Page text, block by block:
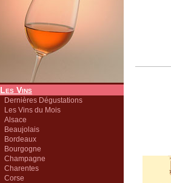
Les Vins
Dernières Dégustations
Les Vins du Mois
Alsace
Beaujolais
Bordeaux
Bourgogne
Champagne
Charentes
Corse